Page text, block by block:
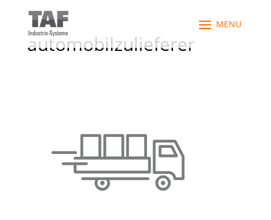
automobilzulieferer